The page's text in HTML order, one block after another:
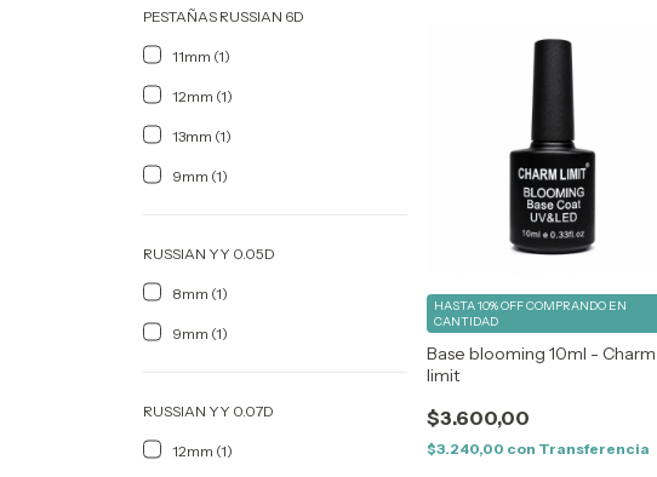
PESTAÑAS RUSSIAN 6D
11mm (1)
12mm (1)
13mm (1)
9mm (1)
RUSSIAN YY 0.05D
8mm (1)
9mm (1)
RUSSIAN YY 0.07D
12mm (1)
Base blooming 10ml - Charm
limit
$3.600,00
HASTA 10% OFFCOMPRANDO EN
CANTIDAD
$3.240,00 con Transferencia